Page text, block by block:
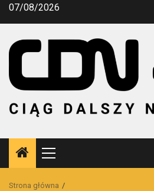
Przejdź
07/08/2026
Menu
główne
Strona główna